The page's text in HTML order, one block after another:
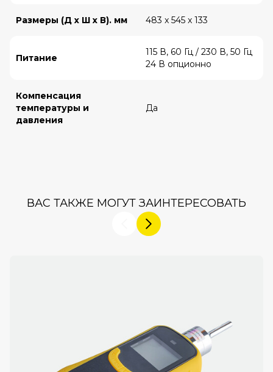
Размеры (Д x Ш x В). мм 483 x 545 x 133
Питание
115 В, 60 Гц / 230 В, 50 Гц
24 В опционно
Компенсация
температуры и
давления
Да
ВАС ТАКЖЕ МОГУТ ЗАИНТЕРЕСОВАТЬ